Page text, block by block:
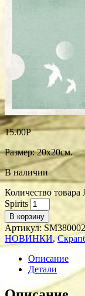
15.00Р
Размер: 20х20см.
В наличии
Количество
Spirits
В корзину
Артикул:
НОВИНКИ,
Описание
Детали